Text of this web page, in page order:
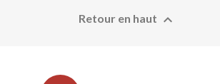
Retour en haut 